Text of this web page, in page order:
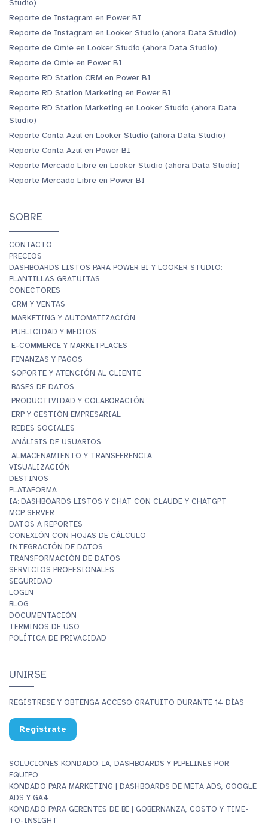
Studio)
Reporte de Instagram en Power BI
Reporte de Instagram en Looker Studio (ahora Data Studio)
Reporte de Omie en Looker Studio (ahora Data Studio)
Reporte de Omie en Power BI
Reporte RD Station CRM en Power BI
Reporte RD Station Marketing en Power BI
Reporte RD Station Marketing en Looker Studio (ahora Data
Studio)
Reporte Conta Azul en Looker Studio (ahora Data Studio)
Reporte Conta Azul en Power BI
Reporte Mercado Libre en Looker Studio (ahora Data Studio)
Reporte Mercado Libre en Power BI
SOBRE
CONTACTO
PRECIOS
DASHBOARDS LISTOS PARA POWER BI Y LOOKER STUDIO:
PLANTILLAS GRATUITAS
CONECTORES
CRM Y VENTAS
MARKETING Y AUTOMATIZACIÓN
PUBLICIDAD Y MEDIOS
E-COMMERCE Y MARKETPLACES
FINANZAS Y PAGOS
SOPORTE Y ATENCIÓN AL CLIENTE
BASES DE DATOS
PRODUCTIVIDAD Y COLABORACIÓN
ERP Y GESTIÓN EMPRESARIAL
REDES SOCIALES
ANÁLISIS DE USUARIOS
ALMACENAMIENTO Y TRANSFERENCIA
VISUALIZACIÓN
DESTINOS
PLATAFORMA
IA: DASHBOARDS LISTOS Y CHAT CON CLAUDE Y CHATGPT
MCP SERVER
DATOS A REPORTES
CONEXIÓN CON HOJAS DE CÁLCULO
INTEGRACIÓN DE DATOS
TRANSFORMACIÓN DE DATOS
SERVICIOS PROFESIONALES
SEGURIDAD
LOGIN
BLOG
DOCUMENTACIÓN
TERMINOS DE USO
POLÍTICA DE PRIVACIDAD
UNIRSE
REGÍSTRESE Y OBTENGA ACCESO GRATUITO DURANTE 14 DÍAS
Regístrate
SOLUCIONES KONDADO: IA, DASHBOARDS Y PIPELINES POR
EQUIPO
KONDADO PARA MARKETING | DASHBOARDS DE META ADS, GOOGLE
ADS Y GA4
KONDADO PARA GERENTES DE BI | GOBERNANZA, COSTO Y TIME-
TO-INSIGHT